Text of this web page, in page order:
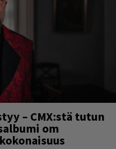
– CMX:stä tutun
om